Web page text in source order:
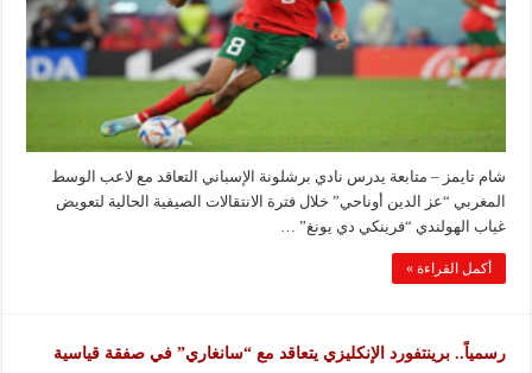
شام تايمز – متابعة يدرس نادي برشلونة الإسباني التعاقد مع لاعب الوسط
المغربي “عز الدين أوناحي” خلال فترة الانتقالات الصيفية الحالية لتعويض
غياب الهولندي “فرينكي دي يونغ” …
أكمل القراءة »
رسمياً.. برينتفورد الإنكليزي يتعاقد مع “سانغاري” في صفقة قياسية